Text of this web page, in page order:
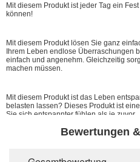
Mit diesem Produkt ist jeder Tag ein
können!
Mit diesem Produkt lösen Sie ganz
Ihrem Leben endlose Überraschungen
einfach und angenehm. Gleichzeitig
machen müssen.
Mit diesem Produkt ist das Leben
belasten lassen? Dieses Produkt ist
Sie sich entspannter fühlen als je zuvor.
Bewertungen